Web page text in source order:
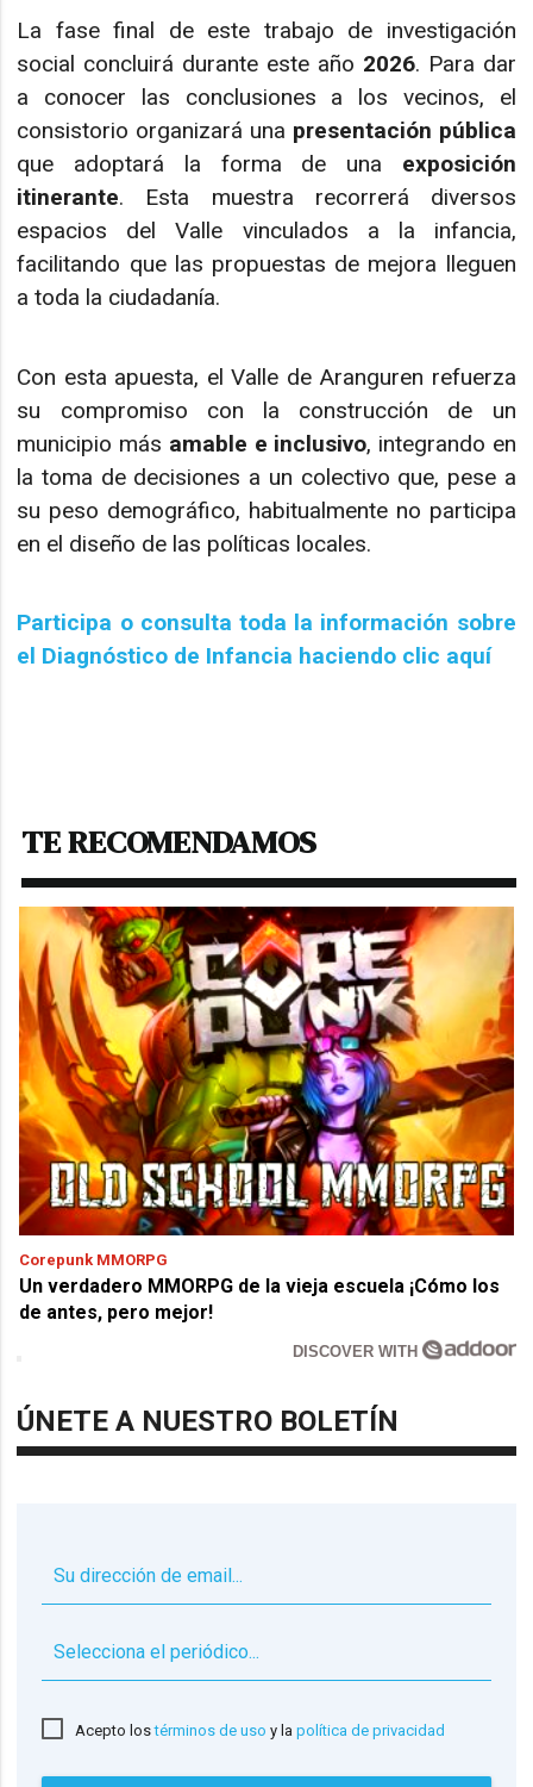
La fase final de este trabajo de investigación
social concluirá durante este año 2026. Para dar
a conocer las conclusiones a los vecinos, el
consistorio organizará una presentación pública
que adoptará la forma de una exposición
itinerante. Esta muestra recorrerá diversos
espacios del Valle vinculados a la infancia,
facilitando que las propuestas de mejora lleguen
a toda la ciudadanía.
Con esta apuesta, el Valle de Aranguren refuerza
su compromiso con la construcción de un
municipio más amable e inclusivo, integrando en
la toma de decisiones a un colectivo que, pese a
su peso demográfico, habitualmente no participa
en el diseño de las políticas locales.
Participa o consulta toda la información sobre
el Diagnóstico de Infancia haciendo clic aquí
TE RECOMENDAMOS
Corepunk MMORPG
Un verdadero MMORPG de la vieja escuela ¡Cómo los
de antes, pero mejor!
DISCOVER WITH
ÚNETE A NUESTRO BOLETÍN
Acepto lostérminos de uso y lapolítica de privacidad